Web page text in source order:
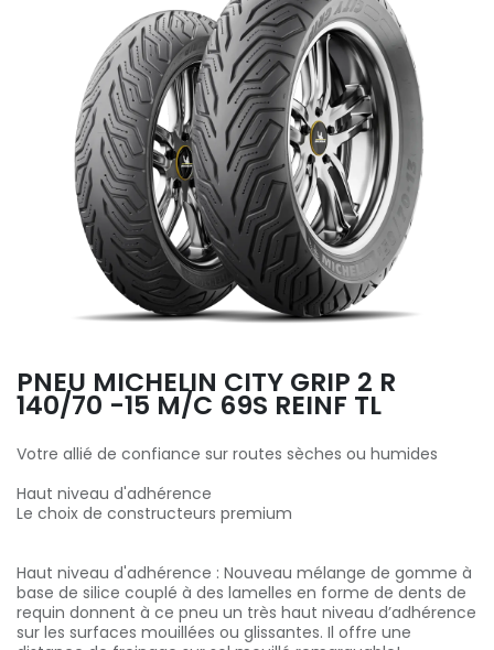
PNEU MICHELIN CITY GRIP 2 R
140/70 -15 M/C 69S REINF TL
Votre allié de confiance sur routes sèches ou humides
Haut niveau d'adhérence
Le choix de constructeurs premium
Haut niveau d'adhérence : Nouveau mélange de gomme à
base de silice couplé à des lamelles en forme de dents de
requin donnent à ce pneu un très haut niveau d’adhérence
sur les surfaces mouillées ou glissantes. Il offre une